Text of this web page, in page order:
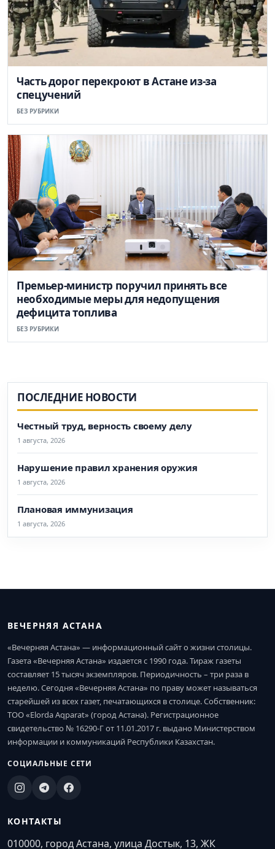
Часть дорог перекроют в Астане из-за
спецучений
БЕЗ РУБРИКИ
Премьер-министр поручил принять все
необходимые меры для недопущения
дефицита топлива
БЕЗ РУБРИКИ
ПОСЛЕДНИЕ НОВОСТИ
Честный труд, верность своему делу
1 августа, 2026
Нарушение правил хранения оружия
1 августа, 2026
Плановая иммунизация
1 августа, 2026
ВЕЧЕРНЯЯ АСТАНА
«Вечерняя Астана» — информационный сайт о жизни столицы.
Газета «Вечерняя Астана» издается с 1990 года. Тираж газеты
составляет 15 тысяч экземпляров. Периодичность – три раза в
неделю. Сегодня «Вечерняя Астана» по праву может называться
старейшей из всех газет, печатающихся в столице. Собственник:
ТОО «Elorda Aqparat» (город Астана). Регистрационное
свидетельство № 16290-Г от 11.01.2017 г. выдано Министерством
информации и коммуникаций Республики Казахстан.
СОЦИАЛЬНЫЕ СЕТИ
КОНТАКТЫ
010000, город Астана, улица Достык, 13, ЖК